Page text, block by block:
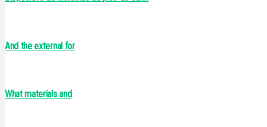
And the external for
What materials and